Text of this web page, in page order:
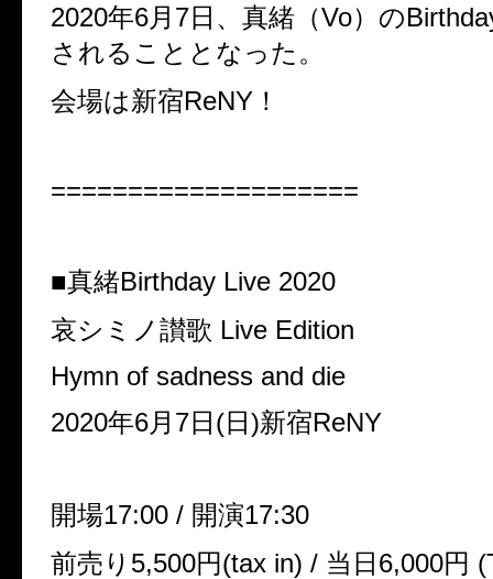
2020年6月7日、真緒（Vo）の
されることとなった。
会場は新宿ReNY！
====================
■真緒Birthday Live 2020
哀シミノ讃歌 Live Edition
Hymn of sadness and die
2020年6月 7日(日)新宿ReNY
開場17:00 / 開演17:30
前売り 5,500円(tax in) / 当日6,000円